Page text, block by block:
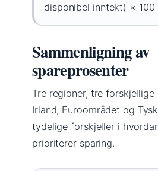
disponibel inntekt) × 100
Sammenligning av
spareprosenter
Tre regioner, tre forskjellige
Irland, Euroområdet og
tydelige forskjeller i
prioriterer sparing.